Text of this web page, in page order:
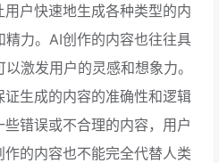
户快速地生成各种类型的内
力。AI创作的内容也往往具
激发用户的灵感和想象力。
生成的内容的准确性和逻辑
错误或不合理的内容，用户
的内容也不能完全代替人类